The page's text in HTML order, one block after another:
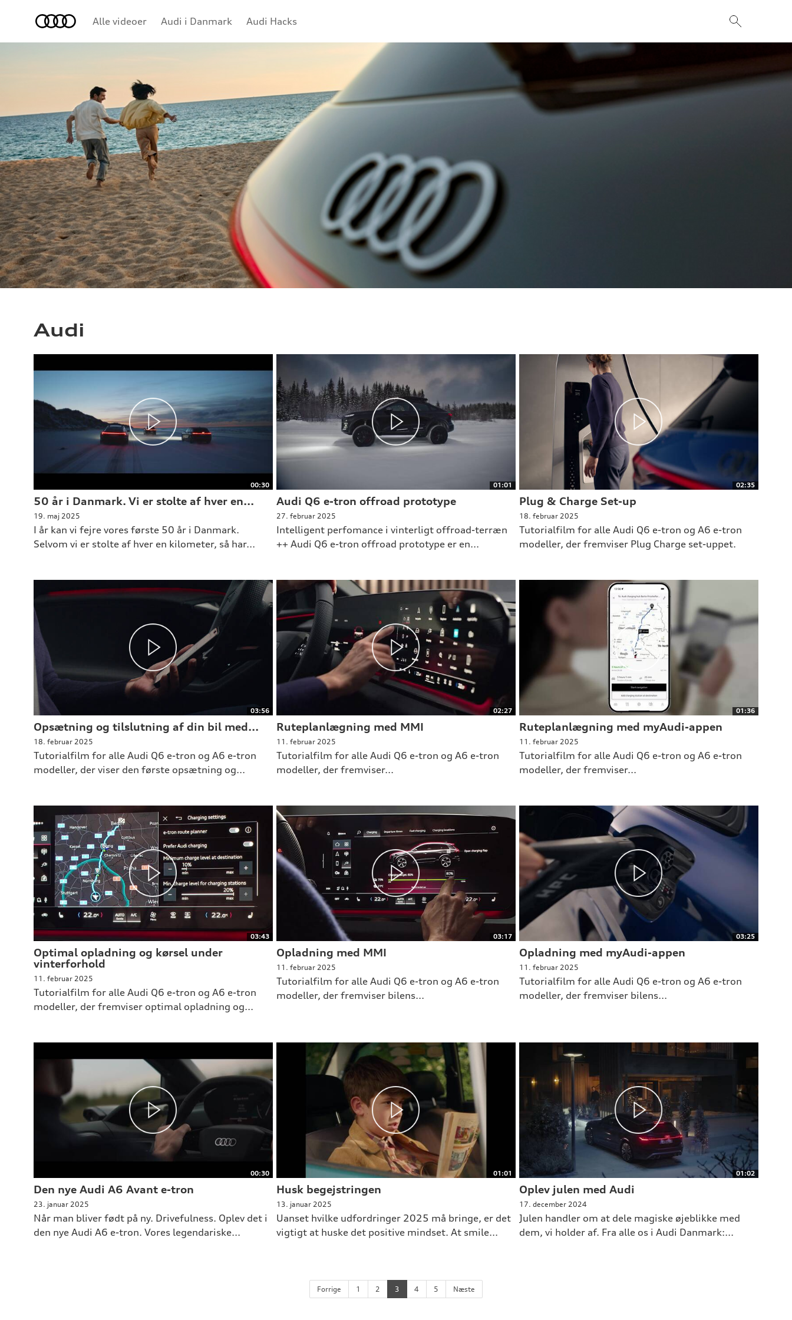
Alle videoer Audi i Danmark
Brand
Audi Sport
Audi Hacks
MMI & infotainment
Føreassistenter & sikkerhed
Komfort & hverdagsfunktioner
Audi
00:30
50 år i Danmark. Vi er stolte af hver en...
19. maj 2025
I år kan vi fejre vores første 50 år i Danmark.
Selvom vi er stolte af hver en kilometer, så har...
01:01
Audi Q6 e-tron offroad prototype
27. februar 2025
Intelligent perfomance i vinterligt offroad-terræn
++ Audi Q6 e-tron offroad prototype er en...
02:35
Plug & Charge Set-up
18. februar 2025
Tutorialfilm for alle Audi Q6 e-tron og A6 e-tron
modeller, der fremviser Plug Charge set-uppet.
03:56
Opsætning og tilslutning af din bil med...
18. februar 2025
Tutorialfilm for alle Audi Q6 e-tron og A6 e-tron
modeller, der viser den første opsætning og...
02:27
Ruteplanlægning med MMI
11. februar 2025
Tutorialfilm for alle Audi Q6 e-tron og A6 e-tron
modeller, der fremviser...
01:36
Ruteplanlægning med myAudi-appen
11. februar 2025
Tutorialfilm for alle Audi Q6 e-tron og A6 e-tron
modeller, der fremviser...
03:43
Optimal opladning og kørsel under
vinterforhold
11. februar 2025
Tutorialfilm for alle Audi Q6 e-tron og A6 e-tron
modeller, der fremviser optimal opladning og...
03:17
Opladning med MMI
11. februar 2025
Tutorialfilm for alle Audi Q6 e-tron og A6 e-tron
modeller, der fremviser bilens...
03:25
Opladning med myAudi-appen
11. februar 2025
Tutorialfilm for alle Audi Q6 e-tron og A6 e-tron
modeller, der fremviser bilens...
00:30
Den nye Audi A6 Avant e-tron
23. januar 2025
Når man bliver født på ny. Drivefulness. Oplev det i
den nye Audi A6 e-tron. Vores legendariske...
01:01
Husk begejstringen
13. januar 2025
Uanset hvilke udfordringer 2025 må bringe, er det
vigtigt at huske det positive mindset. At smile...
01:02
Oplev julen med Audi
17. december 2024
Julen handler om at dele magiske øjeblikke med
dem, vi holder af. Fra alle os i Audi Danmark:...
Forrige 1 2 3 4 5 Næste